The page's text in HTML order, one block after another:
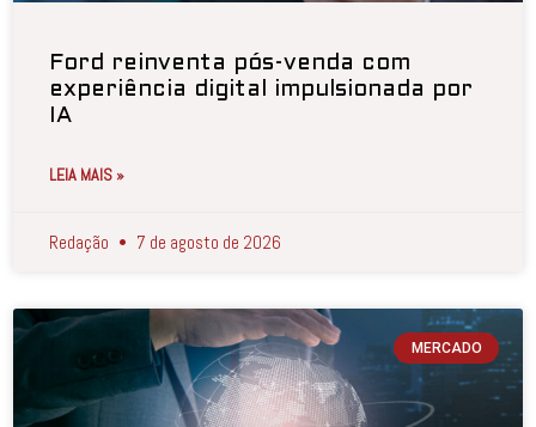
Ford reinventa pós-venda com
experiência digital impulsionada por
IA
LEIA MAIS »
Redação 7 de agosto de 2026
MERCADO